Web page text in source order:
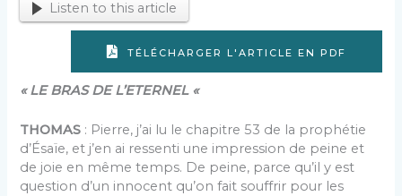
Listen to this article
TÉLÉCHARGER L'ARTICLE EN PDF
« LE BRAS DE L’ETERNEL «
THOMAS : Pierre, j’ai lu le chapitre 53 de la prophétie
d’Ésaïe, et j’en ai ressenti une impression de peine et
de joie en même temps. De peine, parce qu’il y est
question d’un innocent qu’on fait souffrir pour les